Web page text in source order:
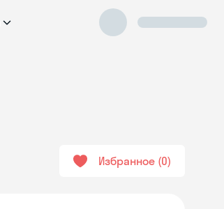
Избранное 0